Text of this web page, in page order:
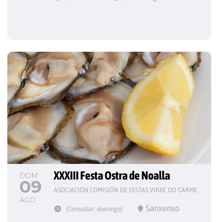
DOM
09
AGO
XXXIII Festa Ostra de Noalla
ASOCIACIÓN COMISIÓN DE FESTAS VIRXE DO CARME
(Consultar: domingo) Sanxenxo